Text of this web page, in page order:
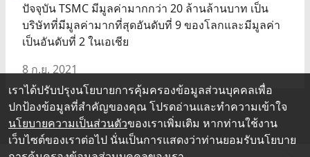
ปัจจุบัน TSMC มีมูลค่ามากกว่า 20 ล้านล้านบาท เป็น
บริษัทที่มีมูลค่ามากที่สุดอันดับที่ 9 ของโลกและมีมูลค่า
เป็นอันดับที่ 2 ในเอเชีย
8 ก.ย. 2021
เราได้ปรับปรุงนโยบายการคุ้มครองข้อมูลส่วนบุคคลเพื่อ
ปกป้องข้อมูลที่สำคัญของคุณ โปรดอ่านและทำความเข้าใจ
นโยบายความเป็นส่วนตัวของเราเพิ่มเติม หากท่านใช้งาน
เว็บไซต์ของเราต่อไป นั่นเป็นการแสดงว่าท่านยอมรับนโยบาย